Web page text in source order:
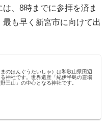
、8時までに参拝を済ま
も早く新宮市に向けて出
のほんぐうたいしゃ）は和歌山県田辺
神社です。世界遺産「紀伊半島の霊場
三山」の中心となる神社です。